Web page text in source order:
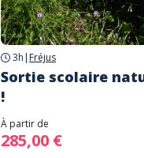
3h | Fréjus
Sortie scolaire
!
À partir de
285,00 €